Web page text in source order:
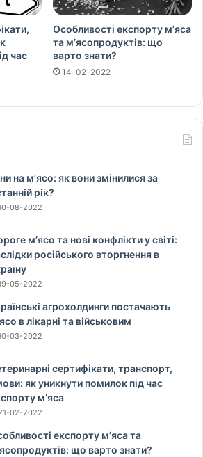
час
Особливості експорту м’яса
та м’ясопродуктів: що
варто знати?
14-02-2022
на м’ясо: як вони змінилися за
рік?
08-2022
м’ясо та нові конфлікти у світі:
російського вторгнення в
05-2022
агрохолдинги постачають
в лікарні та військовим
03-2022
сертифікати, транспорт,
як уникнути помилок під час
м’яса
02-2022
експорту м’яса та
що варто знати?